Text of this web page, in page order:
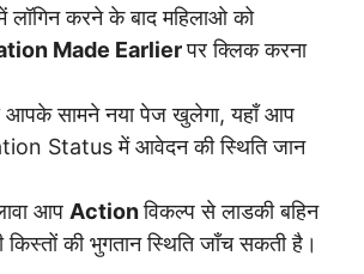
लॉगिन करने के बाद महिलाओ को
Made Earlierपर क्लिक करना
आपके सामने नया पेज खुलेगा, यहाँ आप
Status में आवेदन की स्थिति जान
आप Actionविकल्प से लाडकी बहिन
किस्तों की भुगतान स्थिति जाँच सकती है।